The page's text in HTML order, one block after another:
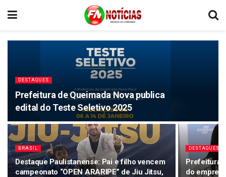
DESTAQUES
Prefeitura de Queimada Nova publica
edital do Teste Seletivo 2025
BRASIL
Destaque Paulistanense: Pai e filho vencem
campeonato “OPEN ARARIPE” de Jiu Jitsu,
DESTAQUES
Prefeitura
do